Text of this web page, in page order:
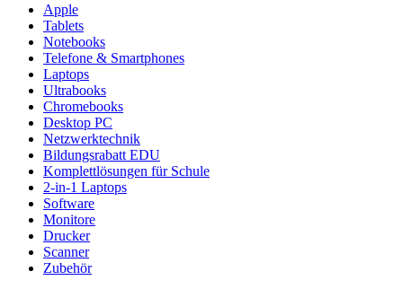
Apple
Tablets
Notebooks
Telefone & Smartphones
Laptops
Ultrabooks
Chromebooks
Desktop PC
Netzwerktechnik
Bildungsrabatt EDU
Komplettlösungen für Schule
2-in-1 Laptops
Software
Monitore
Drucker
Scanner
Zubehör